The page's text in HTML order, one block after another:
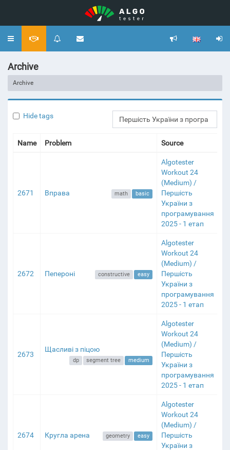
Toggle
Archive
Archive
Hide tags
Name Problem Source
2671 Вправа math basic
Algotester
Workout 24
(Medium) /
Першість
України з
програмування
2025 - 1 етап
2672 Пепероні constructive easy
Algotester
Workout 24
(Medium) /
Першість
України з
програмування
2025 - 1 етап
2673
Щасливі з піцою
dp segment tree medium
Algotester
Workout 24
(Medium) /
Першість
України з
програмування
2025 - 1 етап
2674 Кругла арена geometry easy
Algotester
Workout 24
(Medium) /
Першість
України з